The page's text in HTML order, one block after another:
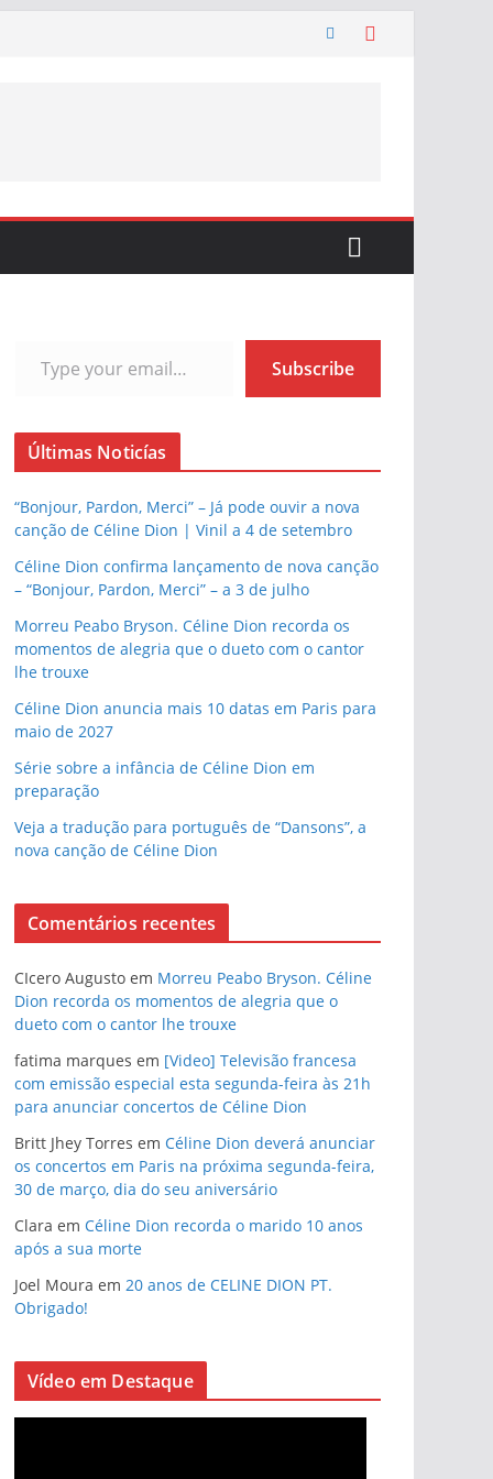
Subscribe
Últimas Noticías
“Bonjour, Pardon, Merci” – Já pode ouvir a nova
canção de Céline Dion | Vinil a 4 de setembro
Céline Dion confirma lançamento de nova canção
– “Bonjour, Pardon, Merci” – a 3 de julho
Morreu Peabo Bryson. Céline Dion recorda os
momentos de alegria que o dueto com o cantor
lhe trouxe
Céline Dion anuncia mais 10 datas em Paris para
maio de 2027
Série sobre a infância de Céline Dion em
preparação
Veja a tradução para português de “Dansons”, a
nova canção de Céline Dion
Comentários recentes
CIcero Augusto em Morreu Peabo Bryson. Céline
Dion recorda os momentos de alegria que o
dueto com o cantor lhe trouxe
fatima marques em [Video] Televisão francesa
com emissão especial esta segunda-feira às 21h
para anunciar concertos de Céline Dion
Britt Jhey Torres em Céline Dion deverá anunciar
os concertos em Paris na próxima segunda-feira,
30 de março, dia do seu aniversário
Clara em Céline Dion recorda o marido 10 anos
após a sua morte
Joel Moura em 20 anos de CELINE DION PT.
Obrigado!
Vídeo em Destaque